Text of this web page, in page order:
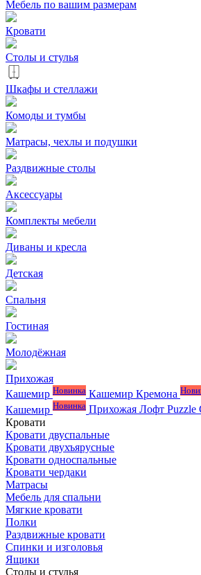
Мебель по вашим размерам
Кровати
Столы и стулья
Шкафы и стеллажи
Комоды и тумбы
Матрасы, чехлы и подушки
Раздвижные столы
Аксессуары
Комплекты мебели
Диваны и кресла
Детская
Спальня
Гостиная
Молодёжная
Прихожая
Кашемир Новинка Кашемир Кремона
Кашемир Новинка Прихожая Лофт Puzzle
Кровати
Кровати двуспальные
Кровати двухъярусные
Кровати односпальные
Кровати чердаки
Матрасы
Мебель для спальни
Мягкие кровати
Полки
Раздвижные кровати
Спинки и изголовья
Ящики
Столы и стулья